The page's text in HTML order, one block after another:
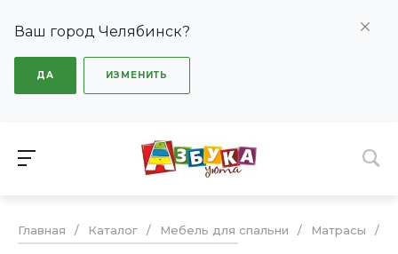
Ваш город Челябинск?
ДА ИЗМЕНИТЬ
Главная / Каталог / Мебель для спальни / Матрасы /